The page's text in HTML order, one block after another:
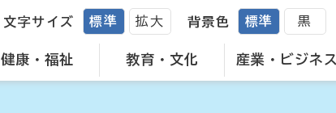
健康・福祉 教育・文化 産業・ビジネス
文字サイズ 標準 拡大 背景色 標準 黒